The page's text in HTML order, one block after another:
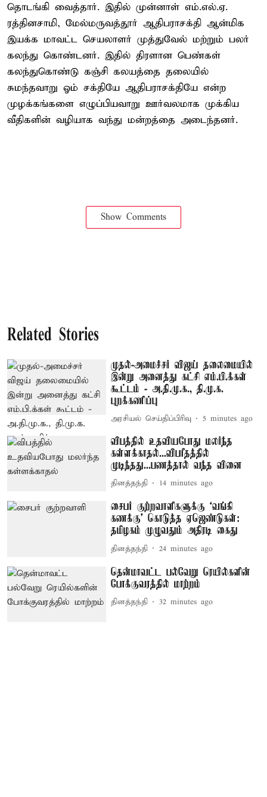
தொடங்கி வைத்தார். இதில் முன்னாள் எம்.எல்.ஏ.
ரத்தினசாமி, மேல்மருவத்தூர் ஆதிபராசக்தி ஆன்மிக
இயக்க மாவட்ட செயலாளர் முத்துவேல் மற்றும் பலர்
கலந்து கொண்டனர். இதில் திரளான பெண்கள்
கலந்துகொண்டு கஞ்சி கலயத்தை தலையில்
சுமந்தவாறு ஓம் சக்தியே ஆதிபராசக்தியே என்ற
முழக்கங்களை எழுப்பியவாறு ஊர்வலமாக முக்கிய
வீதிகளின் வழியாக வந்து மன்றத்தை அடைந்தனர்.
Show Comments
Related Stories
முதல்-அமைச்சர் விஜய் தலைமையில்
இன்று அனைத்து கட்சி எம்.பி.க்கள்
கூட்டம் - அ.தி.மு.க., தி.மு.க.
புறக்கணிப்பு
அரசியல் செய்திப்பிரிவு 5 minutes ago
விபத்தில் உதவியபோது மலர்ந்த
கள்ளக்காதல்...விபரீதத்தில்
முடிந்தது...பணத்தால் வந்த வினை
தினத்தந்தி 14 minutes ago
சைபர் குற்றவாளிகளுக்கு ‘வங்கி
கணக்கு’ கொடுத்த ஏஜெண்டுகள்:
தமிழகம் முழுவதும் அதிரடி கைது
தினத்தந்தி 24 minutes ago
தென்மாவட்ட பல்வேறு ரெயில்களின்
போக்குவரத்தில் மாற்றம்
தினத்தந்தி 32 minutes ago